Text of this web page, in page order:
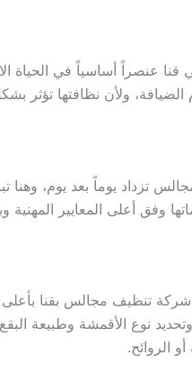
عنصراً أساسياً في الحياة
ولأن نظافتها تؤثر
تزداد يوماً بعد يوم،
وفق أعلى المعايير المهنية
تنظيف مجالس بقنا بأعلى
نوع الأقمشة وطبيعة
الروائح.